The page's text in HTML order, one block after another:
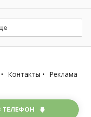
ТЕЛЕФОН
• Контакты • Реклама